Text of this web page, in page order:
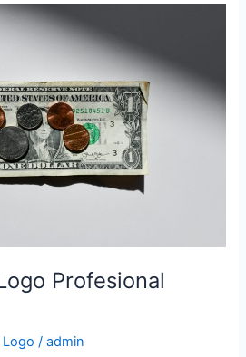
Profesional
Logo /admin